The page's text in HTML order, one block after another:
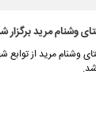
مدرسه ۴ کلاسه در روستای